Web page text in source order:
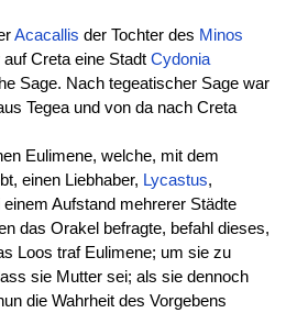
Acacallis der Tochter des Minos
Creta eine Stadt Cydonia
Sage. Nach tegeatischer Sage war
Tegea und von da nach Creta
Eulimene, welche, mit dem
einen Liebhaber, Lycastus,
Aufstand mehrerer Städte
das Orakel befragte, befahl dieses,
Loos traf Eulimene; um sie zu
sie Mutter sei; als sie dennoch
die Wahrheit des Vorgebens